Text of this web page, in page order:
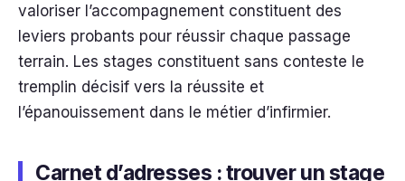
valoriser l’accompagnement constituent des
leviers probants pour réussir chaque passage
terrain. Les stages constituent sans conteste le
tremplin décisif vers la réussite et
l’épanouissement dans le métier d’infirmier.
Carnet d’adresses : trouver un stage